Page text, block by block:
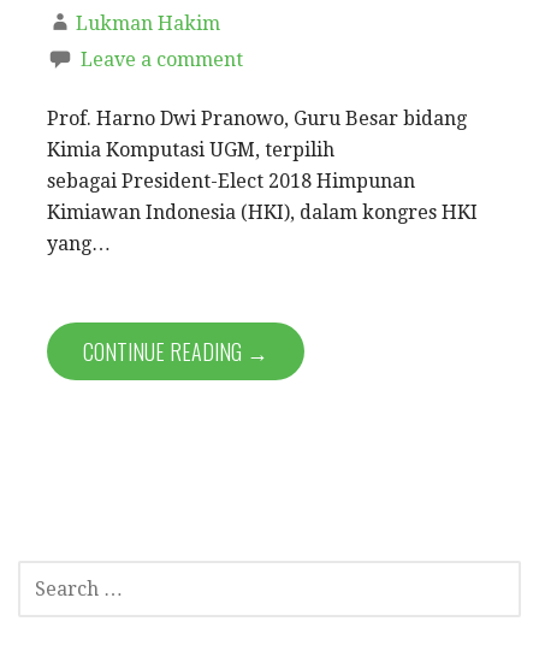
Lukman Hakim
Leave a comment
Prof. Harno Dwi Pranowo, Guru Besar bidang
Kimia Komputasi UGM, terpilih
sebagai President-Elect 2018 Himpunan
Kimiawan Indonesia (HKI), dalam kongres HKI
yang…
CONTINUE READING →